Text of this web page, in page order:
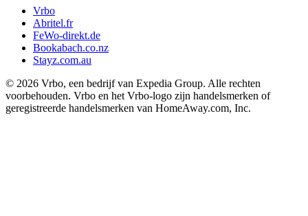
Vrbo
Abritel.fr
FeWo-direkt.de
Bookabach.co.nz
Stayz.com.au
© 2026 Vrbo, een bedrijf van Expedia Group. Alle rechten
voorbehouden. Vrbo en het Vrbo-logo zijn handelsmerken of
geregistreerde handelsmerken van HomeAway.com, Inc.